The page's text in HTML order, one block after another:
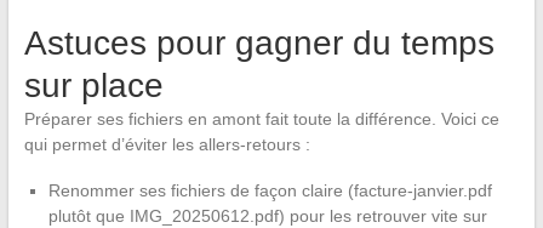
Astuces pour gagner du temps
sur place
Préparer ses fichiers en amont fait toute la différence. Voici ce
qui permet d’éviter les allers-retours :
Renommer ses fichiers de façon claire (facture-janvier.pdf
plutôt que IMG_20250612.pdf) pour les retrouver vite sur